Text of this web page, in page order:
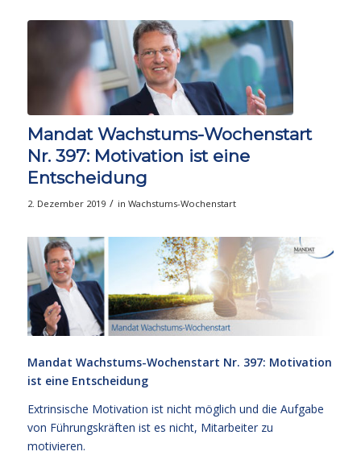
Mandat Wachstums-Wochenstart
Nr. 397: Motivation ist eine
Entscheidung
2. Dezember 2019 / in Wachstums-Wochenstart
Mandat Wachstums-Wochenstart Nr. 397: Motivation
ist eine Entscheidung
Extrinsische Motivation ist nicht möglich und die Aufgabe
von Führungskräften ist es nicht, Mitarbeiter zu
motivieren.